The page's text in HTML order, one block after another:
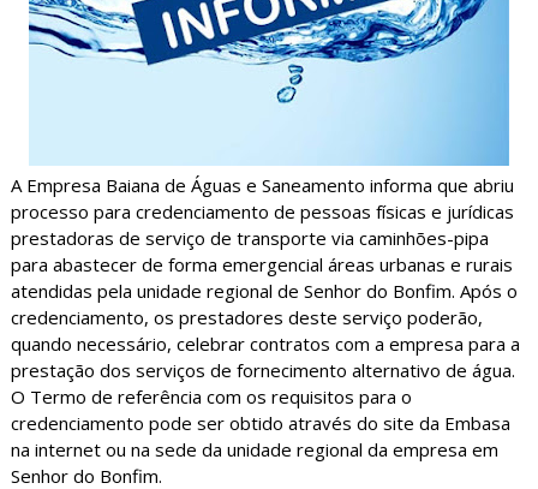
A Empresa Baiana de Águas e Saneamento informa que abriu
processo para credenciamento de pessoas físicas e jurídicas
prestadoras de serviço de transporte via caminhões-pipa
para abastecer de forma emergencial áreas urbanas e rurais
atendidas pela unidade regional de Senhor do Bonfim. Após o
credenciamento, os prestadores deste serviço poderão,
quando necessário, celebrar contratos com a empresa para a
prestação dos serviços de fornecimento alternativo de água.
O Termo de referência com os requisitos para o
credenciamento pode ser obtido através do site da Embasa
na internet ou na sede da unidade regional da empresa em
Senhor do Bonfim.